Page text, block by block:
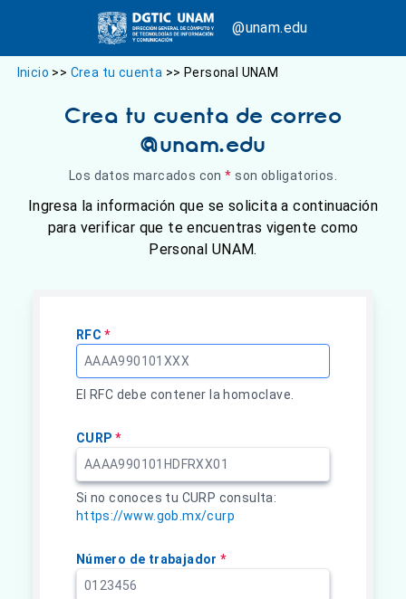
@unam.edu
Inicio >> Crea tu cuenta >> Personal UNAM
Crea tu cuenta de correo
@unam.edu
Los datos marcados con* son obligatorios.
Ingresa la información que se solicita a continuación
para verificar que te encuentras vigente como
Personal UNAM.
RFC*
El RFC debe contener la homoclave.
CURP *
Si no conoces tu CURP consulta:
https://www.gob.mx/curp
Número de trabajador*